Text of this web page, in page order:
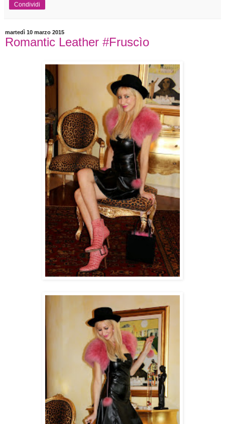
Condividi
martedì 10 marzo 2015
Romantic Leather #Fruscìo